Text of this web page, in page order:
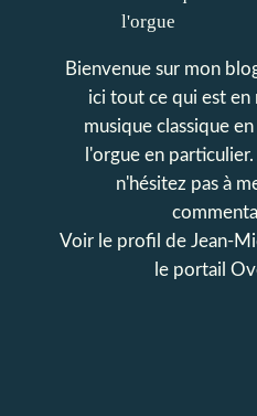
Bienvenue sur mon
ici tout ce qui est en
musique classique
l'orgue en
n'hésitez pas à
Voir le profil de Jean-
le portail